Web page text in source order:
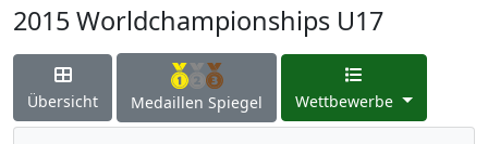
2015 Worldchampionships U17
Übersicht Medaillen Spiegel Wettbewerbe